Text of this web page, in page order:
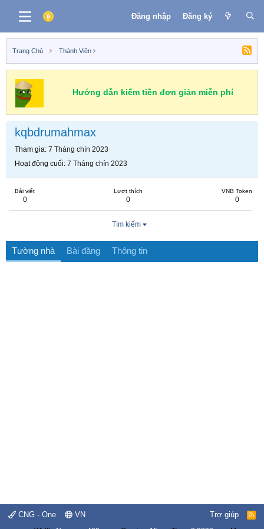
Đăng nhập Đăng ký
Trang Chủ Thành Viên
Hướng dẫn kiếm tiền đơn giản miễn phí
kqbdrumahmax
Tham gia 7 Tháng chín 2023
Hoạt động cuối 7 Tháng chín 2023
Bài viết
0
Lượt thích
0
VNB Token
0
Tìm kiếm
Tường nhà Bài đăng Thông tin
CNG - One VN Trợ giúp
R